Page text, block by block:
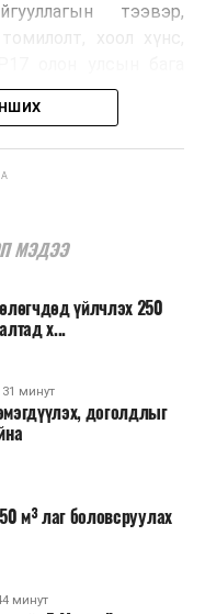
тээвэр,
орон нутгийн нөөц
үргэлжлүүлэхээр
болсон байна.
зөвлөгөөн, ой,
соёлын арга
өндөр албан
бусад гадаад
авах зардал;
тоног төхөөрөмж,
авах;
салбараас бусад
бусад кино,
МЭДЭЭ
үйлчлэх 250
х...
31 минут
доголдлыг
м³ лаг боловсруулах
минут